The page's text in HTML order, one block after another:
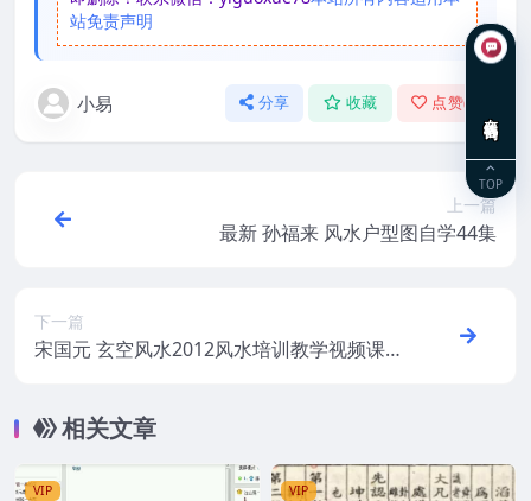
站免责声明
小易 分享 收藏 点赞(
上一篇
最新 孙福来 风水户型图自学44集
下一篇
宋国元 玄空风水2012风水培训教学视频课
相关文章
VIP VIP
TOP